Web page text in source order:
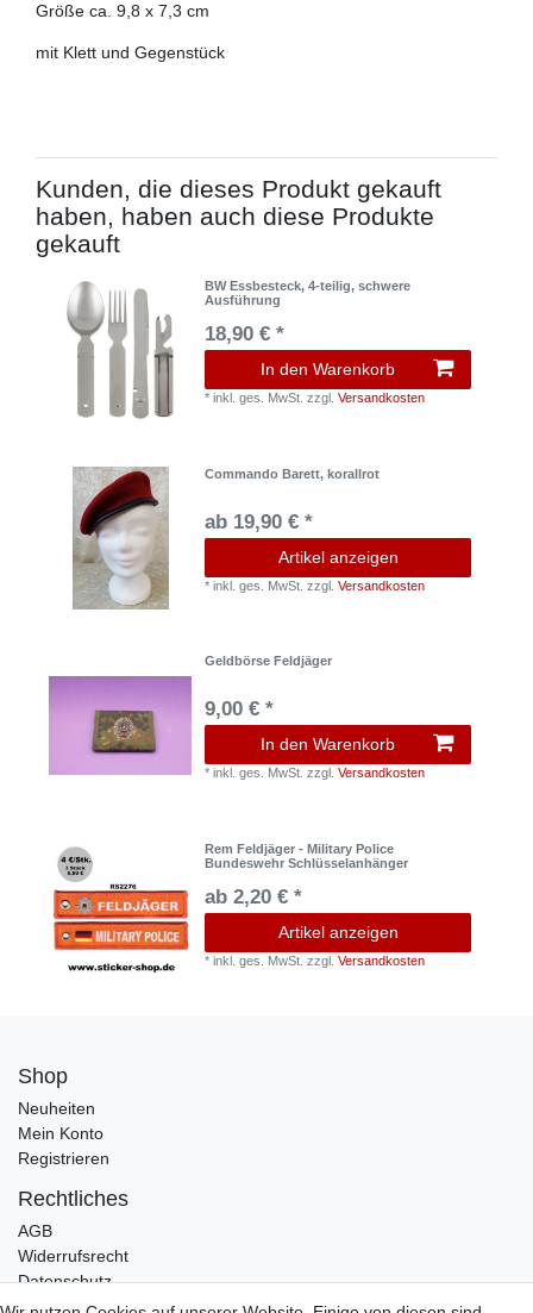
Größe ca. 9,8 x 7,3 cm
mit Klett und Gegenstück
Kunden, die dieses Produkt gekauft
haben, haben auch diese Produkte
gekauft
BW Essbesteck, 4-teilig, schwere
Ausführung
18,90 € *
In den Warenkorb
*inkl. ges. MwSt. zzgl.Versandkosten
Commando Barett, korallrot
ab 19,90 € *
Artikel anzeigen
*inkl. ges. MwSt. zzgl.Versandkosten
Geldbörse Feldjäger
9,00 € *
In den Warenkorb
*inkl. ges. MwSt. zzgl.Versandkosten
Rem Feldjäger - Military Police
Bundeswehr Schlüsselanhänger
ab 2,20 € *
Artikel anzeigen
*inkl. ges. MwSt. zzgl.Versandkosten
Shop
Neuheiten
Mein Konto
Registrieren
Rechtliches
AGB
Widerrufsrecht
Datenschutz
Impressum